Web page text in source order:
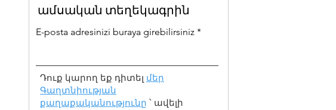
ամսական տեղեկագրին
E-posta adresinizi buraya girebilirsiniz
Դուք կարող եք դիտել մեր
Գաղտնիության
քաղաքականությունը ՝ ավելի